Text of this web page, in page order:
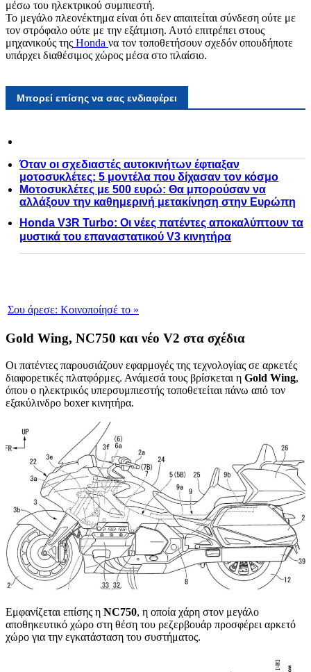
μέσω του ηλεκτρικού συμπιεστή.
Το μεγάλο πλεονέκτημα είναι ότι δεν απαιτείται σύνδεση ούτε με
τον στρόφαλο ούτε με την εξάτμιση. Αυτό επιτρέπει στους
μηχανικούς της Honda να τον τοποθετήσουν σχεδόν οπουδήποτε
υπάρχει διαθέσιμος χώρος μέσα στο πλαίσιο.
Μπορεί επίσης να σας ενδιαφέρει
Όταν οι σχεδιαστές αυτοκινήτων έφτιαξαν
μοτοσυκλέτες: 5 μοντέλα που δίχασαν τον κόσμο
Μοτοσυκλέτες με 500 ευρώ: Θα μπορούσαν να
αλλάξουν την καθημερινή μετακίνηση στην Ευρώπη
Honda V3R Turbo: Οι νέες πατέντες αποκαλύπτουν τα
μυστικά του επαναστατικού V3 κινητήρα
Σου άρεσε: Κοινοποίησέ το »
Gold Wing, NC750 και νέο V2 στα σχέδια
Οι πατέντες παρουσιάζουν εφαρμογές της τεχνολογίας σε αρκετές
διαφορετικές πλατφόρμες. Ανάμεσά τους βρίσκεται η Gold Wing,
όπου ο ηλεκτρικός υπερσυμπιεστής τοποθετείται πάνω από τον
εξακύλινδρο boxer κινητήρα.
Εμφανίζεται επίσης η NC750, η οποία χάρη στον μεγάλο
αποθηκευτικό χώρο στη θέση του ρεζερβουάρ προσφέρει αρκετό
χώρο για την εγκατάσταση του συστήματος.